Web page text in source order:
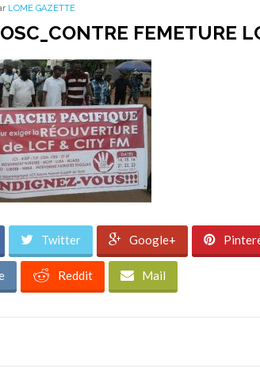
LOME GAZETTE
FEMETURE
Twitter Google+
Reddit Mail